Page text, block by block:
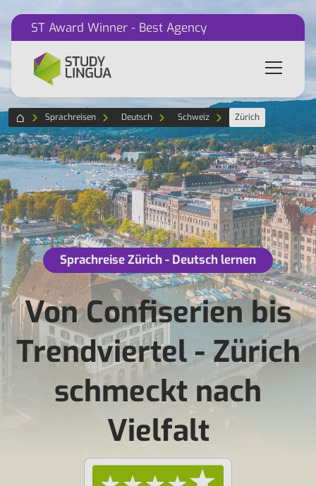
ST Award Winner - Best Agency
Sprachreisen Deutsch Schweiz Zürich
Sprachreise Zürich - Deutsch lernen
Von Confiserien bis
Trendviertel - Zürich
schmeckt nach
Vielfalt